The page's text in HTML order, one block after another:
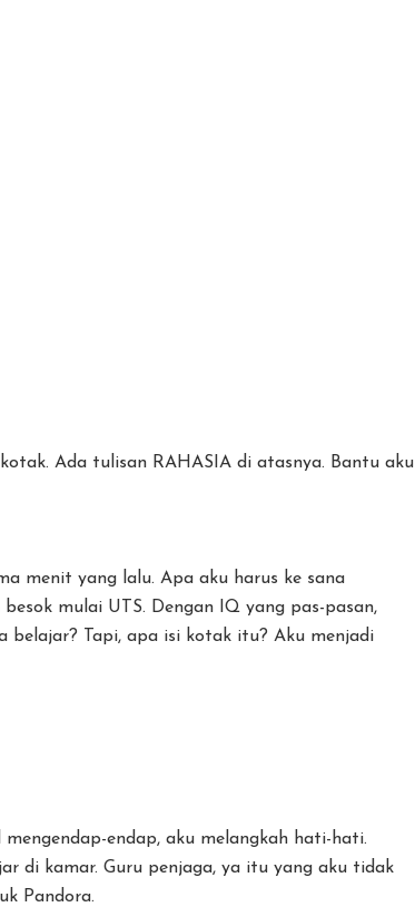
Ada tulisan RAHASIA di atasnya. Bantu aku
menit yang lalu. Apa aku harus ke sana
mulai UTS. Dengan IQ yang pas-pasan,
belajar? Tapi, apa isi kotak itu? Aku menjadi
endap, aku melangkah hati-hati.
di kamar. Guru penjaga, ya itu yang aku tidak
Pandora.